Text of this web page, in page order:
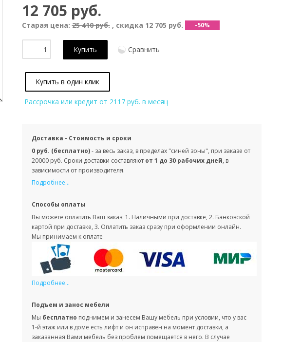
12 705 руб.
Старая цена:25 410 руб., скидка 12 705 руб. -50%
Купить Сравнить
Купить в один клик
Рассрочка или кредит от 2117 руб. в месяц
Доставка - Стоимость и сроки
0 руб. (бесплатно)- за весь заказ, в пределах "синей зоны", при заказе от
20000 руб. Сроки доставки составляют от 1 до 30 рабочих дней, в
зависимости от производителя.
Подробнее...
Способы оплаты
Вы можете оплатить Ваш заказ: 1. Наличными при доставке, 2. Банковской
картой при доставке, 3. Оплатить заказ сразу при оформлении онлайн.
Мы принимаем к оплате
Подробнее...
Подъем и занос мебели
Мы бесплатно поднимем и занесем Вашу мебель при условии, что у вас
1-й этаж или в доме есть лифт и он исправен на момент доставки, а
заказанная Вами мебель без проблем помещается в него. В случае